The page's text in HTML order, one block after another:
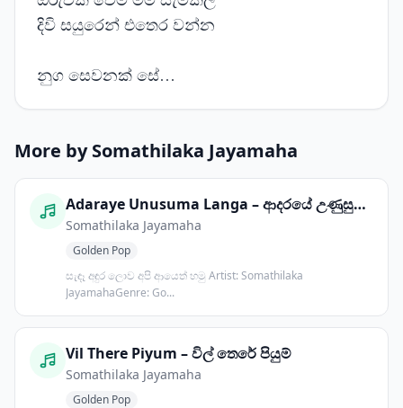
දිවි සයුරෙන් එතෙර වන්න
නුග සෙවනක් සේ…
More by Somathilaka Jayamaha
Adaraye Unusuma Langa – ආදරයේ උණුසුම ළඟ
Somathilaka Jayamaha
Golden Pop
සැඳෑ අඳුර ලොව අපි ආයෙත් හමු Artist: Somathilaka
JayamahaGenre: Go...
Vil There Piyum – විල් තෙරේ පියුම්
Somathilaka Jayamaha
Golden Pop